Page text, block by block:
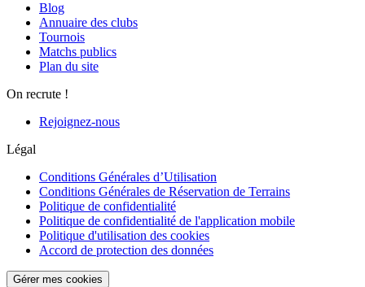
Blog
Annuaire des clubs
Tournois
Matchs publics
Plan du site
On recrute !
Rejoignez-nous
Légal
Conditions Générales d’Utilisation
Conditions Générales de Réservation de Terrains
Politique de confidentialité
Politique de confidentialité de l'application mobile
Politique d'utilisation des cookies
Accord de protection des données
Gérer mes cookies